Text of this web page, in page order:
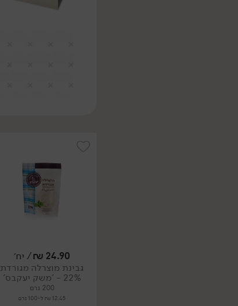
24.90
₪/ יח׳
גבינת מוצרלה מגורדת
22% - 'משק יעקבס'
200 גרם
12.45 ₪ ל-100 גרם